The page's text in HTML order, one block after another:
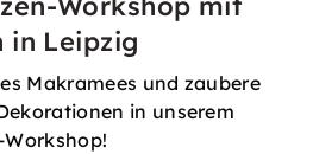
in Leipzig
Makramees und zaubere
in unserem